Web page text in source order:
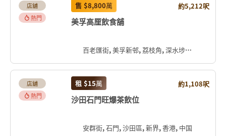
店舖
熱門
售 $8,800萬 約5,212呎
美孚高厘飲食舖
百老匯街, 美孚新邨, 荔枝角, 深水埗區, 九龍, 香港, 中国
店舖
熱門
租 $15萬 約1,108呎
沙田石門旺爆茶飲位
安群街, 石門, 沙田區, 新界, 香港, 中国